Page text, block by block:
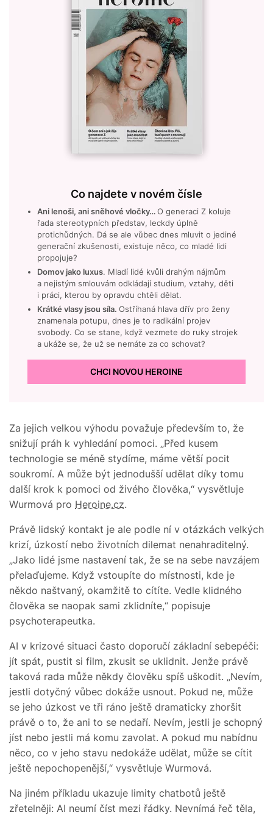
Co najdete v novém čísle
Ani lenoši, ani sněhové vločky…O generaci Z koluje
řada stereotypních představ, leckdy úplně
protichůdných. Dá se ale vůbec dnes mluvit o jediné
generační zkušenosti, existuje něco, co mladé lidi
propojuje?
Domov jako luxus. Mladí lidé kvůli drahým nájmům
a nejistým smlouvám odkládají studium, vztahy, děti
i práci, kterou by opravdu chtěli dělat.
Krátké vlasy jsou síla. Ostříhaná hlava dřív pro ženy
znamenala potupu, dnes je to radikální projev
svobody. Co se stane, když vezmete do ruky strojek
a ukáže se, že už se nemáte za co schovat?
CHCI NOVOU HEROINE
Za jejich velkou výhodu považuje především to, že
snižují práh k vyhledání pomoci. „Před kusem
technologie se méně stydíme, máme větší pocit
soukromí. A může být jednodušší udělat díky tomu
další krok k pomoci od živého člověka,“ vysvětluje
Wurmová pro Heroine.cz.
Právě lidský kontakt je ale podle ní v otázkách velkých
krizí, úzkostí nebo životních dilemat nenahraditelný.
„Jako lidé jsme nastavení tak, že se na sebe navzájem
přelaďujeme. Když vstoupíte do místnosti, kde je
někdo naštvaný, okamžitě to cítíte. Vedle klidného
člověka se naopak sami zklidníte,“ popisuje
psychoterapeutka.
AI v krizové situaci často doporučí základní sebepéči:
jít spát, pustit si film, zkusit se uklidnit. Jenže právě
taková rada může někdy člověku spíš uškodit. „Nevím,
jestli dotyčný vůbec dokáže usnout. Pokud ne, může
se jeho úzkost ve tři ráno ještě dramaticky zhoršit
právě o to, že ani to se nedaří. Nevím, jestli je schopný
jíst nebo jestli má komu zavolat. A pokud mu nabídnu
něco, co v jeho stavu nedokáže udělat, může se cítit
ještě nepochopenější,“ vysvětluje Wurmová.
Na jiném příkladu ukazuje limity chatbotů ještě
zřetelněji: AI neumí číst mezi řádky. Nevnímá řeč těla,